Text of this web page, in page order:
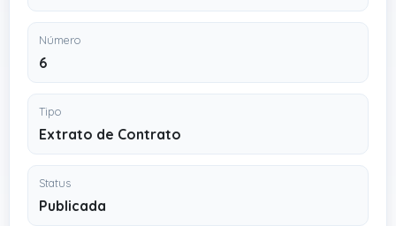
Número
6
Tipo
Extrato de Contrato
Status
Publicada